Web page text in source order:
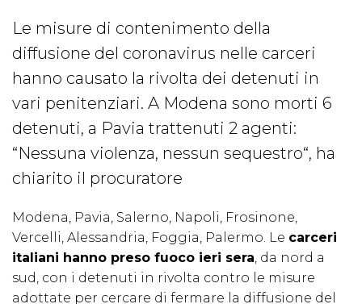
Le misure di contenimento della
diffusione del coronavirus nelle carceri
hanno causato la rivolta dei detenuti in
vari penitenziari. A Modena sono morti 6
detenuti, a Pavia trattenuti 2 agenti:
“Nessuna violenza, nessun sequestro“, ha
chiarito il procuratore
Modena, Pavia, Salerno, Napoli, Frosinone,
Vercelli, Alessandria, Foggia, Palermo. Le carceri
italiani hanno preso fuoco ieri sera, da nord a
sud, con i detenuti in rivolta contro le misure
adottate per cercare di fermare la diffusione del